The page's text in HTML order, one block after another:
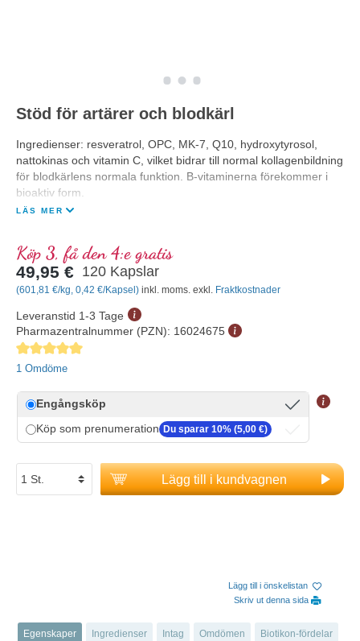
Stöd för artärer och blodkärl
Ingredienser: resveratrol, OPC, MK-7, Q10, hydroxytyrosol,
nattokinas och vitamin C, vilket bidrar till normal kollagenbildning
för blodkärlens normala funktion. B-vitaminerna förekommer i
bioaktiv form.
LÄS MER
Köp 3, få den 4:e gratis
49,95 € 120 Kapslar
(601,81 €/kg, 0,42 €/Kapsel) inkl. moms. exkl. Fraktkostnader
Leveranstid 1-3 Tage
Pharmazentralnummer (PZN): 16024675
Genomsnittligt betyg på 5 av 5 stjärnor
1 Omdöme
Engångsköp
Köp som prenumeration Du sparar 10% (5,00 €)
Lägg till i kundvagnen
Lägg till i önskelistan
Skriv ut denna sida
Egenskaper Ingredienser Intag Omdömen Biotikon-fördelar